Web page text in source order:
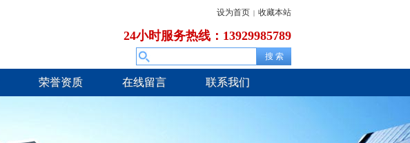
设为首页 | 收藏本站
24小时服务热线：13929985789
荣誉资质 在线留言 联系我们